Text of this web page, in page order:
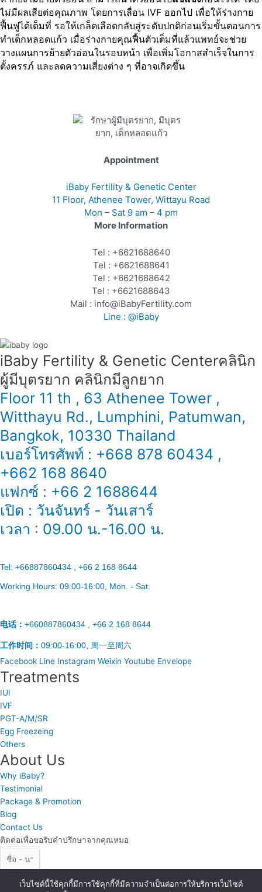
ไม่มีผลเสียต่อคุณภาพ โดยการเลื่อน IVF ออกไป เพื่อให้ร่างกาย
ฟื้นฟูได้เต็มที่ รอให้เกล็ดเลือดกลับสู่ระดับปกติก่อนเริ่มขั้นตอนการ
ทำเด็กหลอดแก้ว เมื่อร่างกายคุณฟื้นตัวเต็มที่แล้วแพทย์จะช่วย
วางแผนการย้ายตัวอ่อนในรอบหน้า เพื่อเพิ่มโอกาสสำเร็จในการ
ตั้งครรภ์ และลดความเสี่ยงต่าง ๆ ที่อาจเกิดขึ้น
Appointment
iBaby Fertility & Genetic Center
11 Floor, Athenee Tower, Wittayu Road
Mon – Sat 9 am – 4 pm
More Information
Tel : +6621688640
Tel : +6621688641
Tel : +6621688642
Tel : +6621688643
Mail : info@iBabyFertility.com
Line : @iBaby
iBaby Fertility & Genetic Center​ คลินิก
ผู้มีบุตรยาก คลินิกมีลูกยาก
Floor 11 th , 63 Athenee Tower ,
Witthayu Rd., Lumphini, Patumwan,
Bangkok, 10330 Thailand
เบอร์โทรศัพท์ : +668 878 60434 ,
+662 168 8640
แฟกซ์ : +66 2 1688644
เปิด : วันจันทร์ - วันเสาร์
เวลา : 09.00 น.-16.00 น.
Tel: +66887860434 , +66 2 168 8644
Working Hours: 09:00-16:00 , Mon. - Sat.
电话： +660887860434 , +66 2 168 8644
工作时间： 09:00-16:00, 周一至周六
Facebook Line Instagram Weixin Youtube Envelope
Treatments
IUI
IVF
PGT-A/M/SR
Egg Freezeing
Others
About Us
Why iBaby?
Testimonial
Package & Promotion
Blog
Contact Us
ติดต่อเพื่อขอรับคำปรึกษาจากคุณหมอ
เว็บไซต์นี้ใช้คุกกี้มีการใช้คุกกี้ที่มีความจำเป็นต่อการให้บริการเว็บไซต์